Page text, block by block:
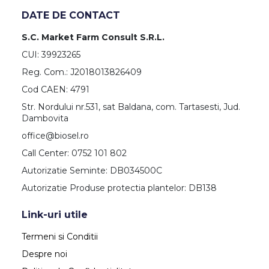
DATE DE CONTACT
S.C. Market Farm Consult S.R.L.
CUI: 39923265
Reg. Com.: J2018013826409
Cod CAEN: 4791
Str. Nordului nr.531, sat Baldana, com. Tartasesti, Jud.
Dambovita
office@biosel.ro
Call Center: 0752 101 802
Autorizatie Seminte: DB034500C
Autorizatie Produse protectia plantelor: DB138
Link-uri utile
Termeni si Conditii
Despre noi